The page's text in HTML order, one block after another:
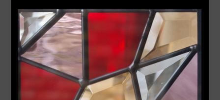
焼付ステンドグラス セミオーダー
本ステンドグラス 即納 既製品
Aサイズ：幅480mm×高913mm